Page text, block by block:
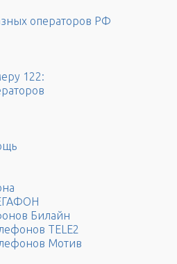
операторов РФ
122:
Билайн
TELE2
Мотив